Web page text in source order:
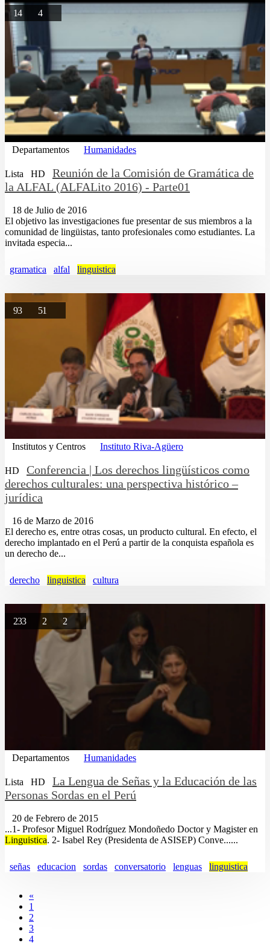
14 4
Departamentos Humanidades
Lista HD
Reunión de la Comisión de Gramática de
la ALFAL (ALFALito 2016) - Parte01
18 de Julio de 2016
El objetivo las investigaciones fue presentar de sus miembros a la
comunidad de lingüistas, tanto profesionales como estudiantes. La
invitada especia...
gramatica alfal linguistica
93 51
Institutos y Centros Instituto Riva-Agüero
HD
Conferencia | Los derechos lingüísticos como
derechos culturales: una perspectiva histórico –
jurídica
16 de Marzo de 2016
El derecho es, entre otras cosas, un producto cultural. En efecto, el
derecho implantado en el Perú a partir de la conquista española es
un derecho de...
derecho linguistica cultura
233 2 2
Departamentos Humanidades
Lista HD
La Lengua de Señas y la Educación de las
Personas Sordas en el Perú
20 de Febrero de 2015
...1- Profesor Miguel Rodríguez Mondoñedo Doctor y Magister en
Linguistica. 2- Isabel Rey (Presidenta de ASISEP) Conve......
señas educacion sordas conversatorio lenguas linguistica
«
1
2
3
4